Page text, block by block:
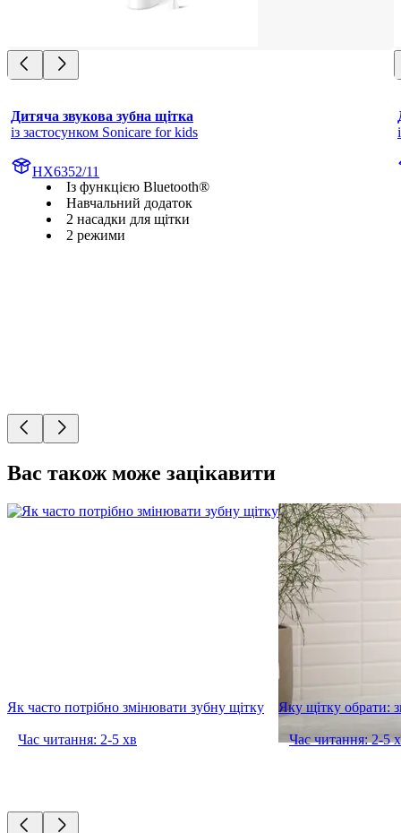
Дитяча звукова зубна щітка
із застосунком Sonicare for kids
HX6352/11
Із функцією Bluetooth®
Навчальний додаток
2 насадки для щітки
2 режими
Вас також може зацікавити
Як часто потрібно змінювати зубну щітку
Час читання: 2-5 хв
Яку щітку обрати:
Час читання: 2-5